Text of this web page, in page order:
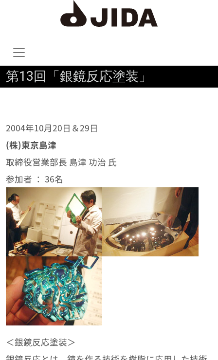
第13回「銀鏡反応塗装」
2004年10月20日＆29日
(株)東京島津
取締役営業部長 島津 功治 氏
参加者 ： 36名
＜銀鏡反応塗装＞